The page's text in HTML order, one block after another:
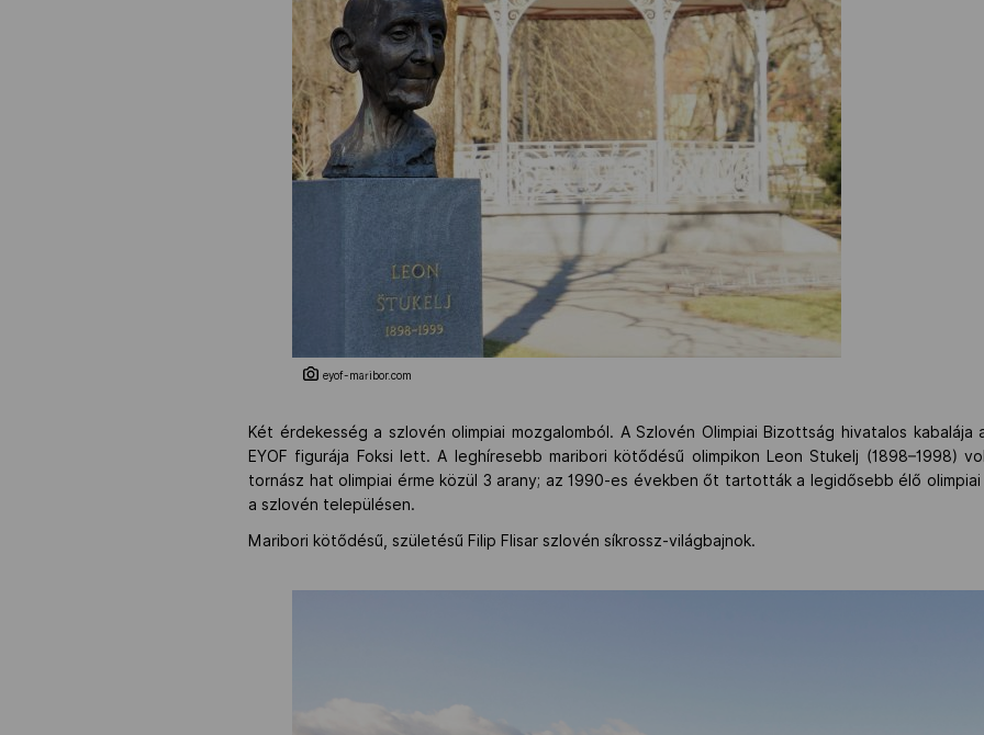
eyof-maribor.com
Két érdekesség a szlovén olimpiai mozgalomból. A Szlovén Olimpiai Bizottság hivatalos
EYOF figurája Foksi lett. A leghíresebb maribori kötődésű olimpikon Leon Stukelj (1898–1998)
tornász hat olimpiai érme közül 3 arany; az 1990-es években őt tartották a legidősebb élő olimpiai
a szlovén településen.
Maribori kötődésű, születésű Filip Flisar szlovén síkrossz-világbajnok.